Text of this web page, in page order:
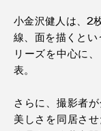
小金沢健人は、2
線、面を描くと
リーズを中心に
表。
さらに、撮影者
美しさを同居さ